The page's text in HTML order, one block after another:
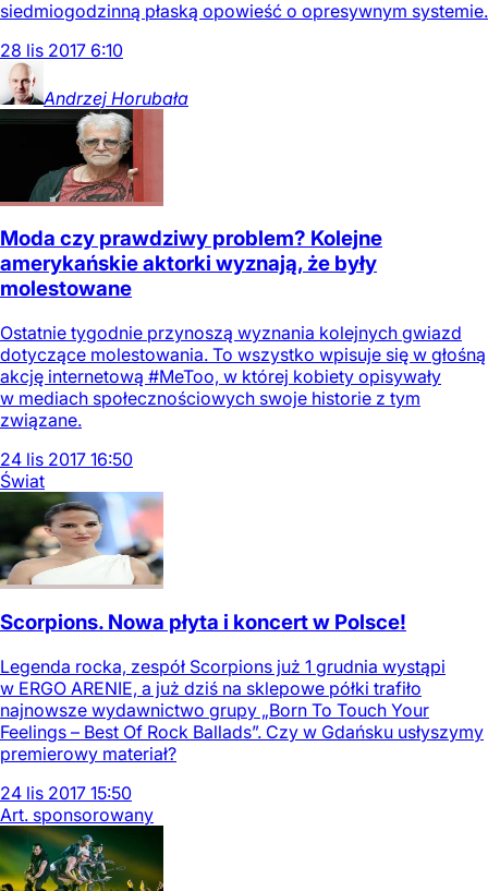
siedmiogodzinną płaską opowieść o opresywnym systemie.
28 lis 2017 6:10
Andrzej Horubała
Moda czy prawdziwy problem? Kolejne
amerykańskie aktorki wyznają, że były
molestowane
Ostatnie tygodnie przynoszą wyznania kolejnych gwiazd
dotyczące molestowania. To wszystko wpisuje się w głośną
akcję internetową #MeToo, w której kobiety opisywały
w mediach społecznościowych swoje historie z tym
związane.
24 lis 2017 16:50
Świat
Scorpions. Nowa płyta i koncert w Polsce!
Legenda rocka, zespół Scorpions już 1 grudnia wystąpi
w ERGO ARENIE, a już dziś na sklepowe półki trafiło
najnowsze wydawnictwo grupy „Born To Touch Your
Feelings – Best Of Rock Ballads”. Czy w Gdańsku usłyszymy
premierowy materiał?
24 lis 2017 15:50
Art. sponsorowany